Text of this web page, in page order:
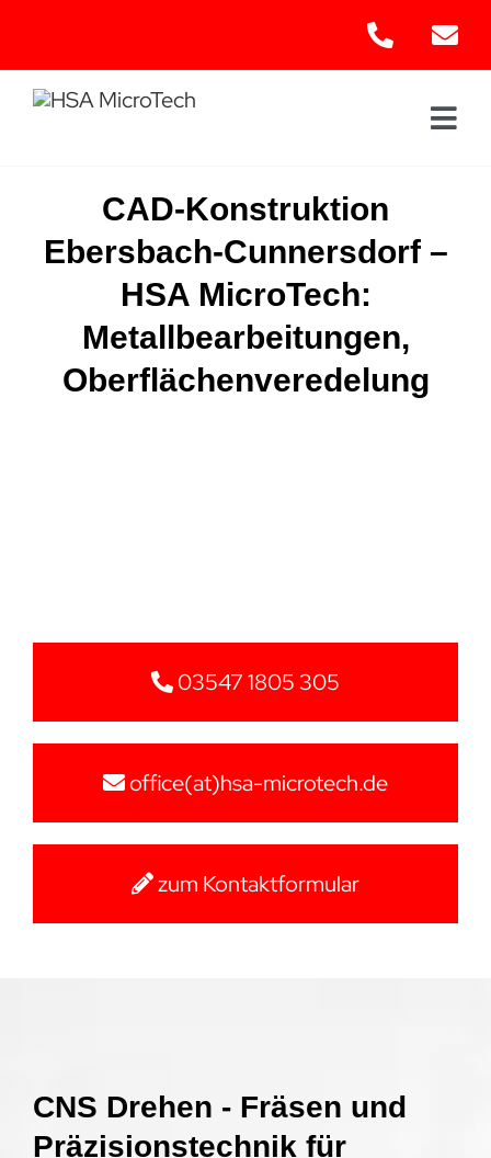
content
CAD-Konstruktion
Ebersbach-Cunnersdorf –
HSA MicroTech:
Metallbearbeitungen,
Oberflächenveredelung
03547 1805 305
office(at)hsa-microtech.de
zum Kontaktformular
CNS Drehen - Fräsen und
Präzisionstechnik für